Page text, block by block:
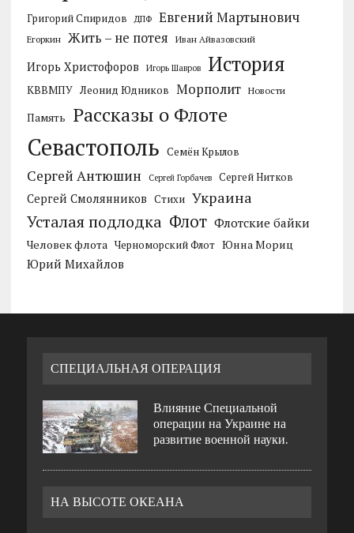
Григорий Спиридов ДПФ Евгений Мартынович
Егоркин Жить – не потея Иван Айвазовский
Игорь Христофоров Игорь Шавров История
КВВМПУ Леонид Юдников Морполит Новости
Память Рассказы о Флоте
Севастополь Семён Крылов
Сергей Антюшин Сергей Горбачев Сергей Нитков
Сергей Смолянников Стихи Украина
Усталая подлодка Флот Флотские байки
Человек флота Черноморский Флот Юнна Мориц
Юрий Михайлов
СПЕЦИАЛЬНАЯ ОПЕРАЦИЯ
Влияние Специальной
операции на Украине на
развитие военной науки.
НА ВЫСОТЕ ОКЕАНА